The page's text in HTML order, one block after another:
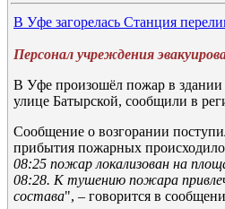
В Уфе загорелась Станция
Персонал учреждения
В Уфе произошёл пожар в здании
улице Батырской, сообщили в
Сообщение о возгорании
прибытия пожарных происходило
08:25 пожар локализован на
08:28. К тушению пожара
состава", – говорится в